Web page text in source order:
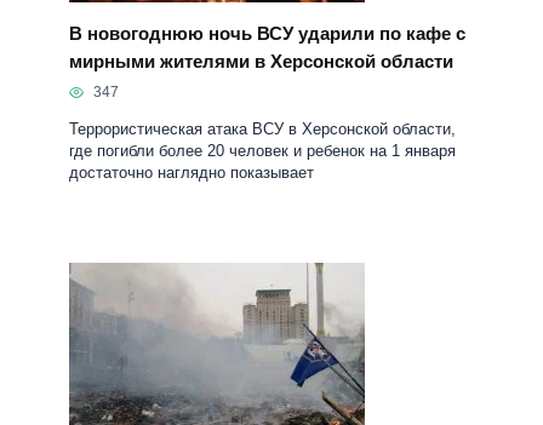
В новогоднюю ночь ВСУ ударили по кафе с
мирными жителями в Херсонской области
347
Террористическая атака ВСУ в Херсонской области,
где погибли более 20 человек и ребенок на 1 января
достаточно наглядно показывает